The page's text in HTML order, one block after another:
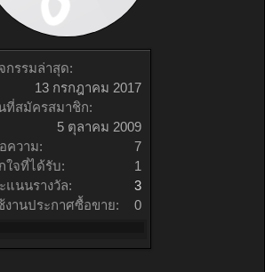
กรรมล่าสุด:
13 กรกฎาคม 2017
ที่สมัครสมาชิก:
5 ตุลาคม 2009
ความ:
7
ใจที่ได้รับ:
1
แนนรางวัล:
3
งานประกาศซื้อขาย:
0